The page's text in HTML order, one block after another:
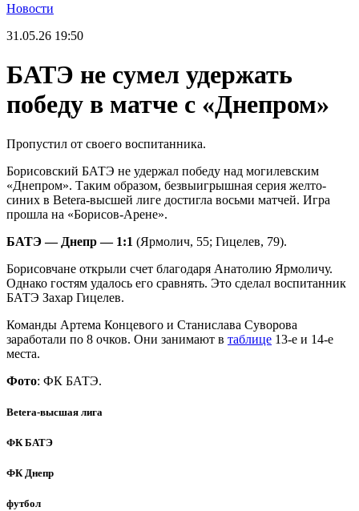
Новости
31.05.26 19:50
БАТЭ не сумел удержать
победу в матче с «Днепром»
Пропустил от своего воспитанника.
Борисовский БАТЭ не удержал победу над могилевским
«Днепром». Таким образом, безвыигрышная серия желто-
синих в Betera-высшей лиге достигла восьми матчей. Игра
прошла на «Борисов-Арене».
БАТЭ — Днепр — 1:1 (Ярмолич, 55; Гицелев, 79).
Борисовчане открыли счет благодаря Анатолию Ярмоличу.
Однако гостям удалось его сравнять. Это сделал воспитанник
БАТЭ Захар Гицелев.
Команды Артема Концевого и Станислава Суворова
заработали по 8 очков. Они занимают в таблице 13-е и 14-е
места.
Фото: ФК БАТЭ.
Betera-высшая лига
ФК БАТЭ
ФК Днепр
футбол